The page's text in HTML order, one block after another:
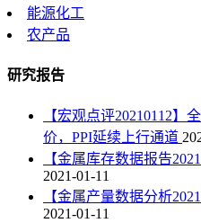
能源化工
农产品
研究报告
【宏观点评20210112】
价，PPI延续上行通道
【金属库存数据报告
2021-01-11
【金属产量数据分析
2021-01-11